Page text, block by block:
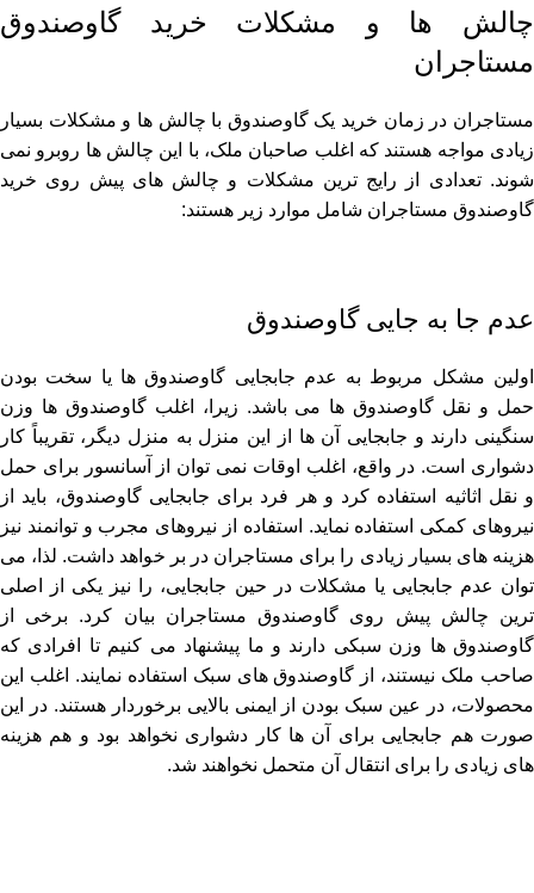
چالش ها و مشکلات خرید گاوصندوق
مستاجران
مستاجران در زمان خرید یک گاوصندوق با چالش ‌ها و مشکلات بسیار
زیادی مواجه هستند که اغلب صاحبان ملک، با این چالش‌ ها روبرو نمی
‌شوند. تعدادی از رایج ‌ترین مشکلات و چالش ‌های پیش روی خرید
گاوصندوق مستاجران شامل موارد زیر هستند:
عدم جا به جایی گاوصندوق
اولین مشکل مربوط به عدم جابجایی گاوصندوق ‌ها یا سخت بودن
حمل و نقل گاوصندوق ‌ها می ‌باشد. زیرا، اغلب گاوصندوق ‌ها وزن
سنگینی دارند و جابجایی آن ها از این منزل به منزل دیگر، تقریباً کار
دشواری است. در واقع، اغلب اوقات نمی ‌توان از آسانسور برای حمل
و نقل اثاثیه استفاده کرد و هر فرد برای جابجایی گاوصندوق، باید از
نیروهای کمکی استفاده نماید. استفاده از نیروهای مجرب و توانمند نیز
هزینه ‌های بسیار زیادی را برای مستاجران در بر خواهد داشت. لذا، می
‌توان عدم جابجایی یا مشکلات در حین جابجایی، را نیز یکی از اصلی
‌ترین چالش پیش روی گاوصندوق مستاجران بیان کرد. برخی از
گاوصندوق ‌ها وزن سبکی دارند و ما پیشنهاد می ‌کنیم تا افرادی که
صاحب ملک نیستند، از گاوصندوق‌ های سبک استفاده نمایند. اغلب این
محصولات، در عین سبک بودن از ایمنی بالایی برخوردار هستند. در این
صورت هم جابجایی برای آن ها کار دشواری نخواهد بود و هم هزینه
‌های زیادی را برای انتقال آن متحمل نخواهند شد.